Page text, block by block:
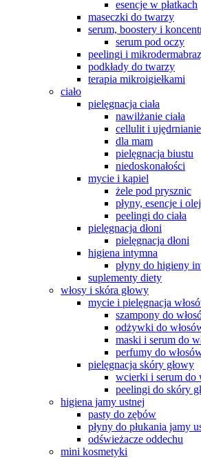
esencje w płatkach
maseczki do twarzy
serum, boostery i
serum pod oczy
peelingi i
podkłady do twarzy
terapia mikroigiełkami
ciało
pielęgnacja ciała
nawilżanie ciała
cellulit i ujędrnianie
dla mam
pielęgnacja biustu
niedoskonałości
mycie i kąpiel
żele pod prysznic
płyny, esencje i
peelingi do ciała
pielęgnacja dłoni
pielęgnacja dłoni
higiena intymna
płyny do higieny
suplementy diety
włosy i skóra głowy
mycie i pielęgnacja
szampony do
odżywki do
maski i serum do
perfumy do
pielęgnacja skóry głowy
wcierki i serum do
peelingi do skóry
higiena jamy ustnej
pasty do zębów
płyny do płukania jamy
odświeżacze oddechu
mini kosmetyki